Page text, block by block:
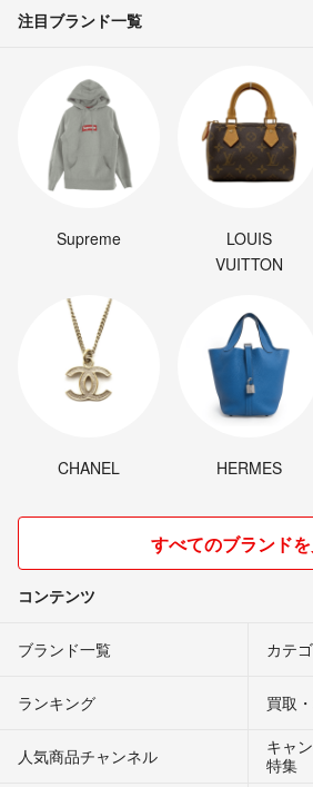
注目ブランド一覧
Supreme
LOUIS
VUITTON
CHANEL HERMES
すべてのブランド
コンテンツ
ブランド一覧 カテ
ランキング 買取
人気商品チャンネル
キャ
特集